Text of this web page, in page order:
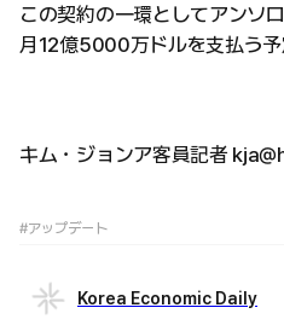
この契約の一環としてアンソ
月12億5000万ドルを支払う予
キム・ジョンア客員記者
#アップデート
Korea Economic Daily